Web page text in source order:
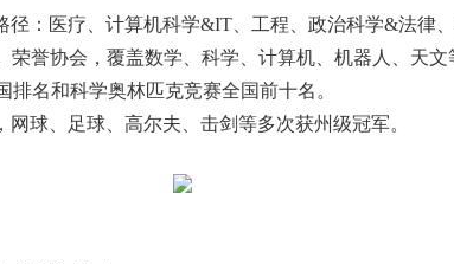
径：医疗、计算机科学&IT、工程、政治科学&法律、
荣誉协会，覆盖数学、科学、计算机、机器人、天
排名和科学奥林匹克竞赛全国前十名。
网球、足球、高尔夫、击剑等多次获州级冠军。